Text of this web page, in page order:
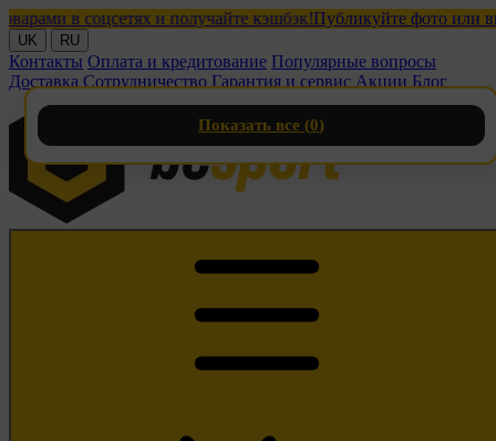
в соцсетях и получайте кэшбэк!Публикуйте фото или
UK RU
Контакты Оплата и кредитование Популярные вопросы
Доставка Сотрудничество Гарантия и сервис Акции Блог
Показать все (0)